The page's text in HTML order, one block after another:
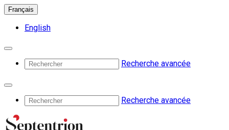
Français
English
Recherche avancée
Recherche avancée